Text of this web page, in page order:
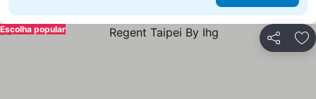
Partilhar
Escolha popular